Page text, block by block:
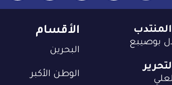
الأقسام
البحرين
الوطن الأكبر
بوصيبع